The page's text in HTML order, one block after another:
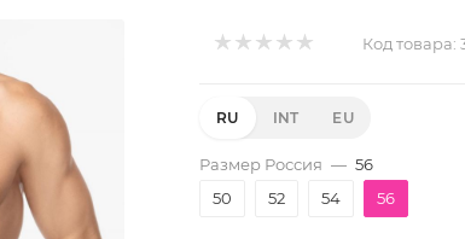
Код товара:
RU INT EU
Размер Россия — 56
50
52 54 56